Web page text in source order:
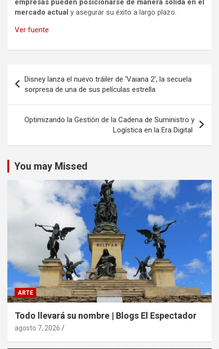
empresas pueden posicionarse de manera sólida en el
mercado actual y asegurar su éxito a largo plazo.
Ver fuente
de
entradas
Disney lanza el nuevo tráiler de ‘Vaiana 2’, la secuela
sorpresa de una de sus películas estrella
Optimizando la Gestión de la Cadena de Suministro y
Logística en la Era Digital
You may Missed
ARTE
Todo llevará su nombre | Blogs El Espectador
agosto 7, 2026